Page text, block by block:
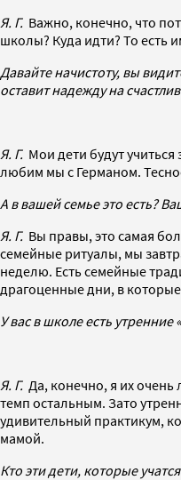
Я. Г. Важно, конечно, что
школы? Куда идти? То есть
Давайте начистоту, вы
оставит надежду на
Я. Г. Мои дети будут
любим мы с Германом.
А в вашей семье это есть?
Я. Г. Вы правы, это самая
семейные ритуалы, мы
неделю. Есть семейные
драгоценные дни, в
У вас в школе есть
Я. Г. Да, конечно, я их очень
темп остальным. Зато
удивительный практикум,
мамой.
Кто эти дети, которые